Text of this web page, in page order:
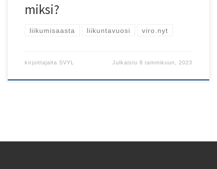
miksi?
liikumisaasta liikuntavuosi viro.nyt
kirjoittajalta SVYL Julkaistu8 tammikuun, 2023